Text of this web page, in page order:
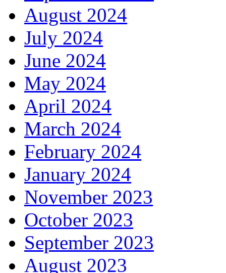
August 2024
July 2024
June 2024
May 2024
April 2024
March 2024
February 2024
January 2024
November 2023
October 2023
September 2023
August 2023